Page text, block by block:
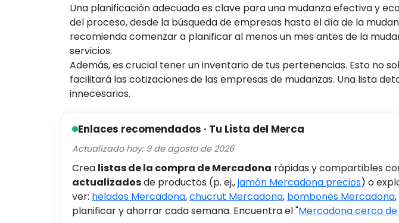
Una planificación adecuada es clave para una mudanza efectiva y
del proceso, desde la búsqueda de empresas hasta el día de la
recomienda comenzar a planificar al menos un mes antes de la
servicios.
Además, es crucial tener un inventario de tus pertenencias. Esto no
facilitará las cotizaciones de las empresas de mudanzas. Una lista
innecesarios.
Enlaces recomendados · Tu Lista del Merca
Actualizado hoy: 9 de agosto de 2026
Crea listas de la compra de Mercadona rápidas y compartibles
actualizadosde productos (p. ej.,jamón Mercadona precios) o
ver: helados Mercadona,chucrut Mercadona, bombones Mercadona,
planificar y ahorrar cada semana. Encuentra el "Mercadona cerca